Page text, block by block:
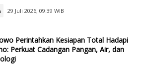
29 Juli 2026, 09:39 WIB
Perintahkan Kesiapan Total Hadapi
Perkuat Cadangan Pangan, Air, dan